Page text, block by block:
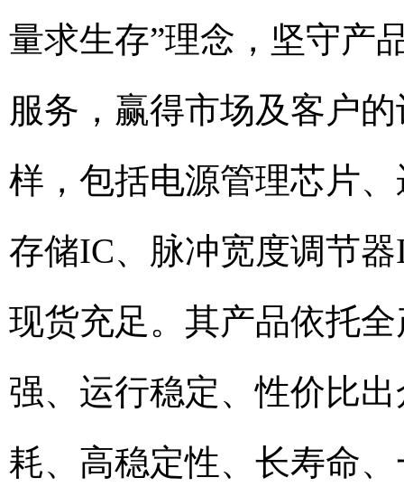
量求生存”理念，坚守产
服务，赢得市场及客户
样，包括电源管理芯片
存储IC、脉冲宽度调节
现货充足。其产品依托
强、运行稳定、性价比
耗、高稳定性、长寿命